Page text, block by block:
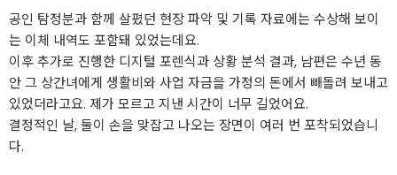
공인 탐정분과 함께 살폈던 현장 파악 및 기록 자료에는 수상해 보이
는 이체 내역도 포함돼 있었는데요.
이후 추가로 진행한 디지털 포렌식과 상황 분석 결과, 남편은 수년 동
안 그 상간녀에게 생활비와 사업 자금을 가정의 돈에서 빼돌려 보내고
있었더라고요. 제가 모르고 지낸 시간이 너무 길었어요.
결정적인 날, 둘이 손을 맞잡고 나오는 장면이 여러 번 포착되었습니
다.